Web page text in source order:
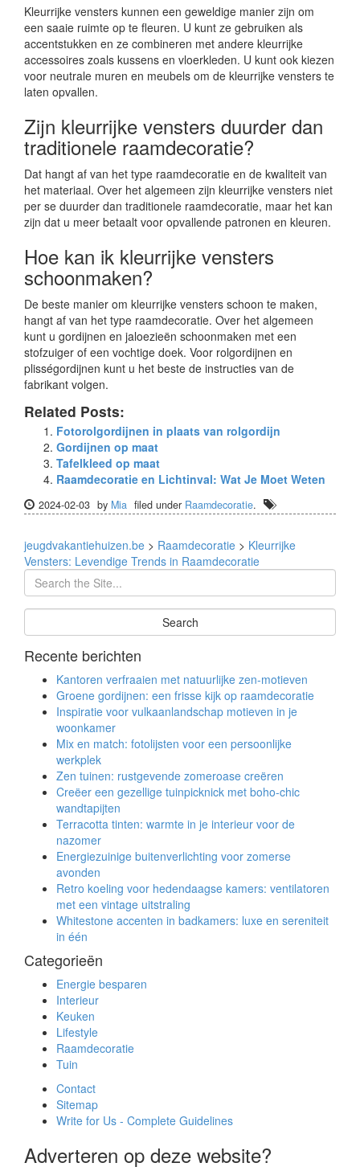
Kleurrijke vensters kunnen een geweldige manier zijn om
een saaie ruimte op te fleuren. U kunt ze gebruiken als
accentstukken en ze combineren met andere kleurrijke
accessoires zoals kussens en vloerkleden. U kunt ook kiezen
voor neutrale muren en meubels om de kleurrijke vensters te
laten opvallen.
Zijn kleurrijke vensters duurder dan
traditionele raamdecoratie?
Dat hangt af van het type raamdecoratie en de kwaliteit van
het materiaal. Over het algemeen zijn kleurrijke vensters niet
per se duurder dan traditionele raamdecoratie, maar het kan
zijn dat u meer betaalt voor opvallende patronen en kleuren.
Hoe kan ik kleurrijke vensters
schoonmaken?
De beste manier om kleurrijke vensters schoon te maken,
hangt af van het type raamdecoratie. Over het algemeen
kunt u gordijnen en jaloezieën schoonmaken met een
stofzuiger of een vochtige doek. Voor rolgordijnen en
plisségordijnen kunt u het beste de instructies van de
fabrikant volgen.
Related Posts:
Fotorolgordijnen in plaats van rolgordijn
Gordijnen op maat
Tafelkleed op maat
Raamdecoratie en Lichtinval: Wat Je Moet Weten
2024-02-03 by Mia filed under Raamdecoratie.
jeugdvakantiehuizen.be > Raamdecoratie > Kleurrijke
Vensters: Levendige Trends in Raamdecoratie
Recente berichten
Kantoren verfraaien met natuurlijke zen-motieven
Groene gordijnen: een frisse kijk op raamdecoratie
Inspiratie voor vulkaanlandschap motieven in je
woonkamer
Mix en match: fotolijsten voor een persoonlijke
werkplek
Zen tuinen: rustgevende zomeroase creëren
Creëer een gezellige tuinpicknick met boho-chic
wandtapijten
Terracotta tinten: warmte in je interieur voor de
nazomer
Energiezuinige buitenverlichting voor zomerse
avonden
Retro koeling voor hedendaagse kamers: ventilatoren
met een vintage uitstraling
Whitestone accenten in badkamers: luxe en sereniteit
in één
Categorieën
Energie besparen
Interieur
Keuken
Lifestyle
Raamdecoratie
Tuin
Contact
Sitemap
Write for Us - Complete Guidelines
Adverteren op deze website?